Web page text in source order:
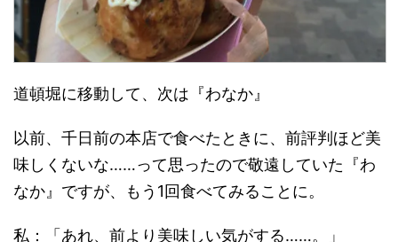
道頓堀に移動して、次は『わなか』
以前、千日前の本店で食べたときに、前評判ほど美
味しくないな……って思ったので敬遠していた『わ
なか』ですが、もう1回食べてみることに。
私：「あれ、前より美味しい気がする……。」